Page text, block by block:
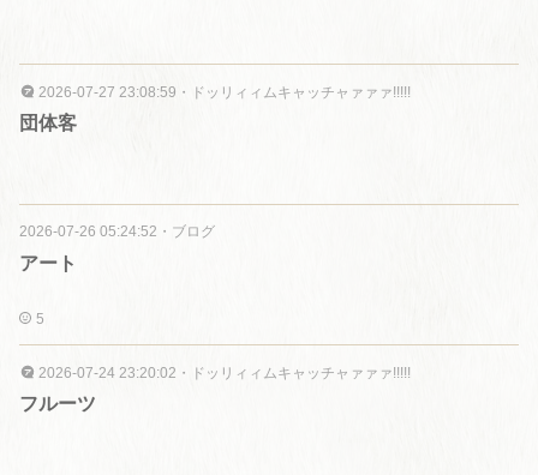
2026-07-27 23:08:59 ・ ドッリィィムキャッチャァァァ!!!!!
団体客
2026-07-26 05:24:52 ・ ブログ
アート
5
2026-07-24 23:20:02 ・ ドッリィィムキャッチャァァァ!!!!!
フルーツ